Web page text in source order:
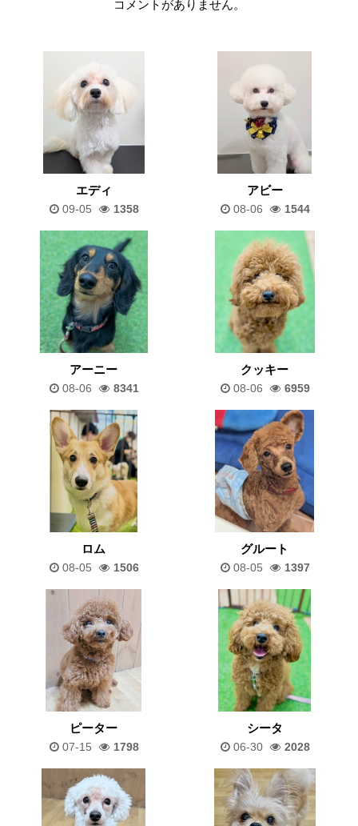
コメントがありません。
エディ
09-05 1358
アビー
08-06 1544
アーニー
08-06 8341
クッキー
08-06 6959
ロム
08-05 1506
グルート
08-05 1397
ピーター
07-15 1798
シータ
06-30 2028